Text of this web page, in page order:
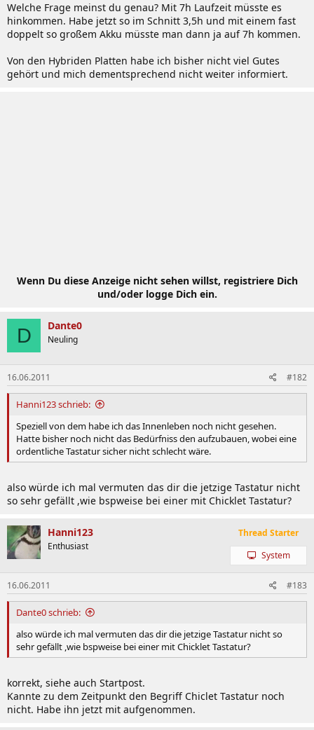
Welche Frage meinst du genau? Mit 7h Laufzeit müsste es
hinkommen. Habe jetzt so im Schnitt 3,5h und mit einem fast
doppelt so großem Akku müsste man dann ja auf 7h kommen.
Von den Hybriden Platten habe ich bisher nicht viel Gutes
gehört und mich dementsprechend nicht weiter informiert.
Wenn Du diese Anzeige nicht sehen willst, registriere Dich
und/oder logge Dich ein.
D Dante0
Neuling
16.06.2011 #182
Hanni123 schrieb:
Speziell von dem habe ich das Innenleben noch nicht gesehen.
Hatte bisher noch nicht das Bedürfniss den aufzubauen, wobei eine
ordentliche Tastatur sicher nicht schlecht wäre.
also würde ich mal vermuten das dir die jetzige Tastatur nicht
so sehr gefällt ,wie bspweise bei einer mit Chicklet Tastatur?
Hanni123
Enthusiast
Thread Starter
System
16.06.2011 #183
Dante0 schrieb:
also würde ich mal vermuten das dir die jetzige Tastatur nicht so
sehr gefällt ,wie bspweise bei einer mit Chicklet Tastatur?
korrekt, siehe auch Startpost.
Kannte zu dem Zeitpunkt den Begriff Chiclet Tastatur noch
nicht. Habe ihn jetzt mit aufgenommen.